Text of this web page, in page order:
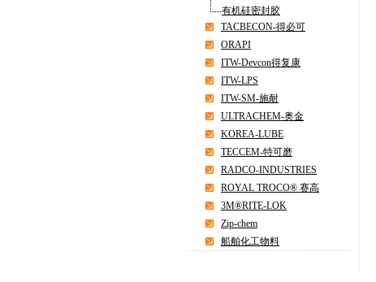
有机硅密封胶
TACBECON-得必可
ORAPI
ITW-Devcon得复康
ITW-LPS
ITW-SM-施耐
ULTRACHEM-奥金
KOREA-LUBE
TECCEM-特可磨
RADCO-INDUSTRIES
ROYAL TROCO® 赛高
3M®RITE-LOK
Zip-chem
船舶化工物料